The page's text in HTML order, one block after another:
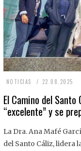
NOTICIAS 22.08.2025
.
8
El Camino del
“excelente” y se
La Dra. Ana Mafé
del Santo Cáliz, lidera